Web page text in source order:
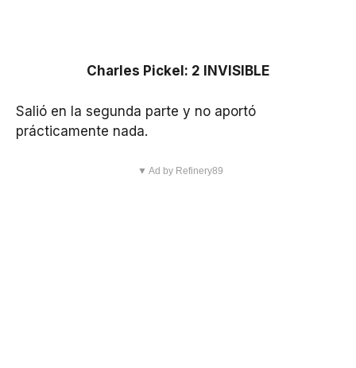
Charles Pickel: 2 INVISIBLE
Salió en la segunda parte y no aportó
prácticamente nada.
▼ Ad by Refinery89